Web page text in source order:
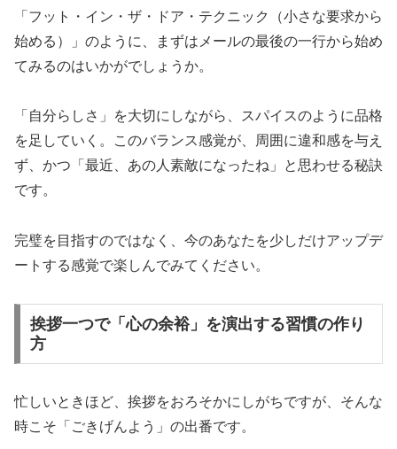
「フット・イン・ザ・ドア・テクニック（小さな要求から
始める）」のように、まずはメールの最後の一行から始め
てみるのはいかがでしょうか。
「自分らしさ」を大切にしながら、スパイスのように品格
を足していく。このバランス感覚が、周囲に違和感を与え
ず、かつ「最近、あの人素敵になったね」と思わせる秘訣
です。
完璧を目指すのではなく、今のあなたを少しだけアップデ
ートする感覚で楽しんでみてください。
挨拶一つで「心の余裕」を演出する習慣の作り
方
忙しいときほど、挨拶をおろそかにしがちですが、そんな
時こそ「ごきげんよう」の出番です。